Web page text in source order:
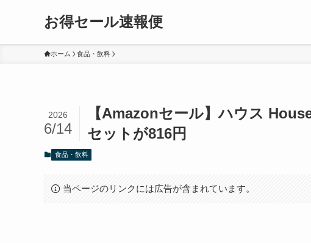
お得セール速報便
ホーム 食品・飲料
【Amazonセール】ハウス
セットが816円
2026
6/14
食品・飲料
当ページのリンクには広告が含まれています。